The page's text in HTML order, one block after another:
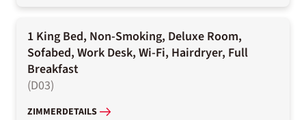
1 King Bed, Non-Smoking, Deluxe Room,
Sofabed, Work Desk, Wi-Fi, Hairdryer, Full
Breakfast
(D03)
ZIMMERDETAILS